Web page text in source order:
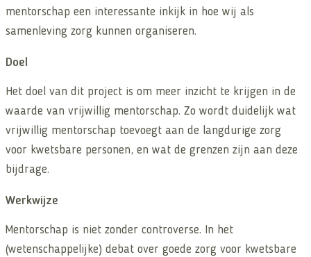
mentorschap een interessante inkijk in hoe wij als
samenleving zorg kunnen organiseren.
Doel
Het doel van dit project is om meer inzicht te krijgen in de
waarde van vrijwillig mentorschap. Zo wordt duidelijk wat
vrijwillig mentorschap toevoegt aan de langdurige zorg
voor kwetsbare personen, en wat de grenzen zijn aan deze
bijdrage.
Werkwijze
Mentorschap is niet zonder controverse. In het
(wetenschappelijke) debat over goede zorg voor kwetsbare